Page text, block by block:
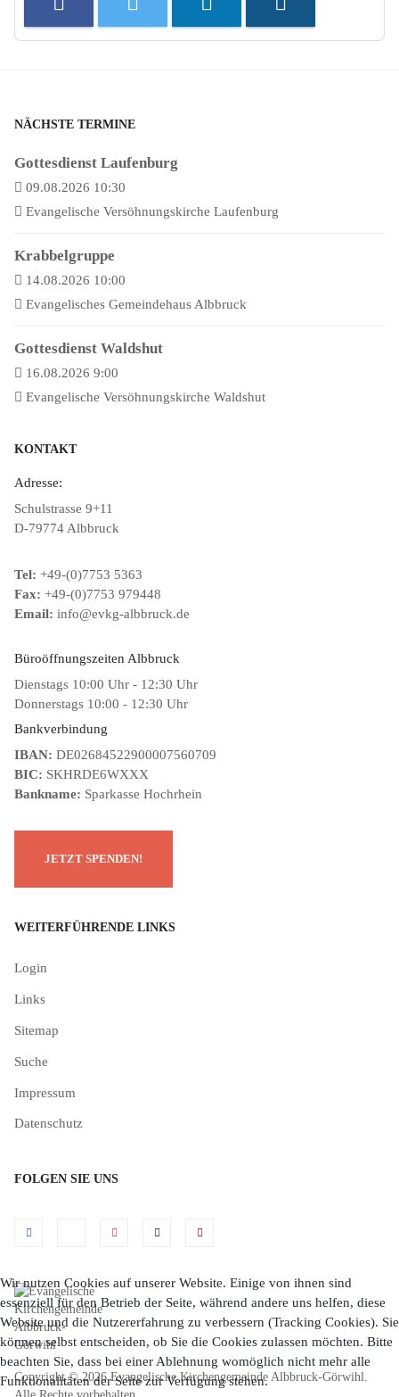
NÄCHSTE TERMINE
Gottesdienst Laufenburg
09.08.2026 10:30
Evangelische Versöhnungskirche Laufenburg
Krabbelgruppe
14.08.2026 10:00
Evangelisches Gemeindehaus Albbruck
Gottesdienst Waldshut
16.08.2026 9:00
Evangelische Versöhnungskirche Waldshut
KONTAKT
Adresse:
Schulstrasse 9+11
D-79774 Albbruck
Tel: +49-(0)7753 5363
Fax: +49-(0)7753 979448
Email: info@evkg-albbruck.de
Büroöffnungszeiten Albbruck
Dienstags 10:00 Uhr - 12:30 Uhr
Donnerstags 10:00 - 12:30 Uhr
Bankverbindung
IBAN: DE02684522900007560709
BIC: SKHRDE6WXXX
Bankname: Sparkasse Hochrhein
WEITERFÜHRENDE LINKS
Login
Links
Sitemap
Suche
Impressum
Datenschutz
FOLGEN SIE UNS
Copyright © 2026 Evangelische Kirchengemeinde Albbruck-Görwihl.
Wir nutzen Cookies auf unserer Website. Einige von ihnen sind
essenziell für den Betrieb der Seite, während andere uns helfen, diese
Website und die Nutzererfahrung zu verbessern (Tracking Cookies). Sie
können selbst entscheiden, ob Sie die Cookies zulassen möchten. Bitte
beachten Sie, dass bei einer Ablehnung womöglich nicht mehr alle
Funktionalitäten der Seite zur Verfügung stehen.